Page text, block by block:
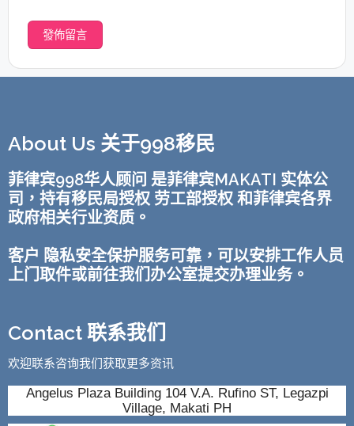
About Us 关于998移民
菲律宾998华人顾问 是菲律宾MAKATI 实体公
司，持有移民局授权 劳工部授权 和菲律宾各界
政府相关行业资质。
客户 隐私安全保护服务可靠，可以安排工作人员
上门取件或前往我们办公室提交办理业务。
Contact 联系我们
欢迎联系咨询我们获取更多资讯
Angelus Plaza Building 104 V.A. Rufino ST, Legazpi
Village, Makati PH